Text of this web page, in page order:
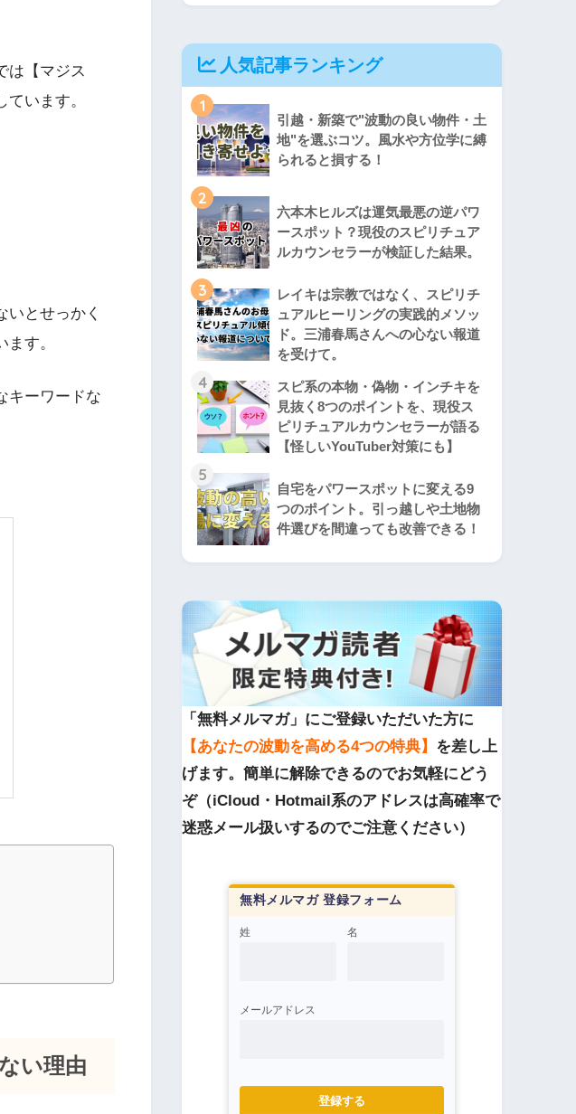
は【マジス
います。
とせっかく
す。
キーワードな
い理由
人気記事ランキング
1
引越・新築で"波動の良い物件・土
地"を選ぶコツ。風水や方位学に縛
られると損する！
2
六本木ヒルズは運気最悪の逆パワ
ースポット？現役のスピリチュア
ルカウンセラーが検証した結果。
3
レイキは宗教ではなく、スピリチ
ュアルヒーリングの実践的メソッ
ド。三浦春馬さんへの心ない報道
を受けて。
4
スピ系の本物・偽物・インチキを
見抜く8つのポイントを、現役ス
ピリチュアルカウンセラーが語る
【怪しいYouTuber対策にも】
5
自宅をパワースポットに変える9
つのポイント。引っ越しや土地物
件選びを間違っても改善できる！
「無料メルマガ」にご登録いただいた方に
【あなたの波動を高める4つの特典】 を差し上
げます。簡単に解除できるのでお気軽にどう
ぞ（iCloud・Hotmail系のアドレスは高確率で
迷惑メール扱いするのでご注意ください）
無料メルマガ 登録フォーム
姓 名
メールアドレス
登録する